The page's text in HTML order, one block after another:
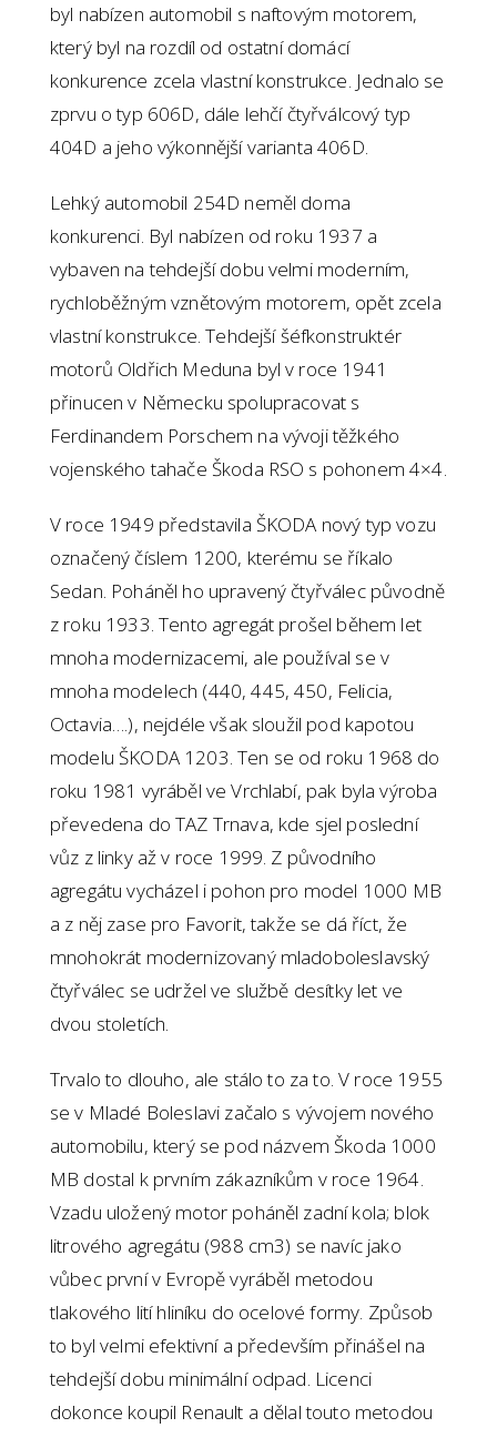
byl nabízen automobil s naftovým motorem,
který byl na rozdíl od ostatní domácí
konkurence zcela vlastní konstrukce. Jednalo se
zprvu o typ 606D, dále lehčí čtyřválcový typ
404D a jeho výkonnější varianta 406D.
Lehký automobil 254D neměl doma
konkurenci. Byl nabízen od roku 1937 a
vybaven na tehdejší dobu velmi moderním,
rychloběžným vznětovým motorem, opět zcela
vlastní konstrukce. Tehdejší šéfkonstruktér
motorů Oldřich Meduna byl v roce 1941
přinucen v Německu spolupracovat s
Ferdinandem Porschem na vývoji těžkého
vojenského tahače Škoda RSO s pohonem 4×4.
V roce 1949 představila ŠKODA nový typ vozu
označený číslem 1200, kterému se říkalo
Sedan. Poháněl ho upravený čtyřválec původně
z roku 1933. Tento agregát prošel během let
mnoha modernizacemi, ale používal se v
mnoha modelech (440, 445, 450, Felicia,
Octavia….), nejdéle však sloužil pod kapotou
modelu ŠKODA 1203. Ten se od roku 1968 do
roku 1981 vyráběl ve Vrchlabí, pak byla výroba
převedena do TAZ Trnava, kde sjel poslední
vůz z linky až v roce 1999. Z původního
agregátu vycházel i pohon pro model 1000 MB
a z něj zase pro Favorit, takže se dá říct, že
mnohokrát modernizovaný mladoboleslavský
čtyřválec se udržel ve službě desítky let ve
dvou stoletích.
Trvalo to dlouho, ale stálo to za to. V roce 1955
se v Mladé Boleslavi začalo s vývojem nového
automobilu, který se pod názvem Škoda 1000
MB dostal k prvním zákazníkům v roce 1964.
Vzadu uložený motor poháněl zadní kola; blok
litrového agregátu (988 cm3) se navíc jako
vůbec první v Evropě vyráběl metodou
tlakového lití hliníku do ocelové formy. Způsob
to byl velmi efektivní a především přinášel na
tehdejší dobu minimální odpad. Licenci
dokonce koupil Renault a dělal touto metodou